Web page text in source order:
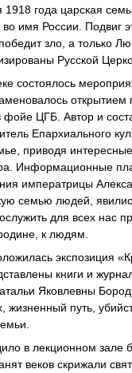
года царская
имя России. Подвиг
зло, а только
Русской
состоялось
ЦГБ. Автор и
Епархиального
приводя
Информационные
императрицы
семью людей,
для всех нас
к людям.
экспозиция
книги и
Яковлевны
путь,
в лекционном зале
веков скрижали